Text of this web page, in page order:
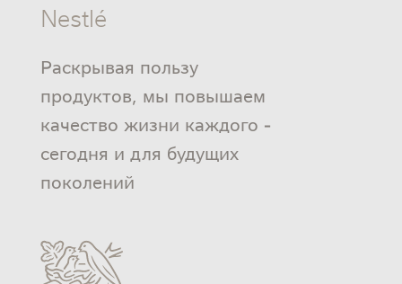
Nestlé
Раскрывая пользу
продуктов, мы повышаем
качество жизни каждого -
сегодня и для будущих
поколений